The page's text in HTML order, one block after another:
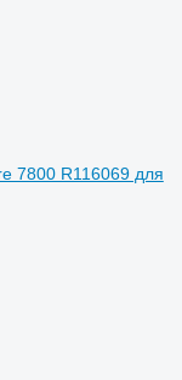
7800 R116069 для